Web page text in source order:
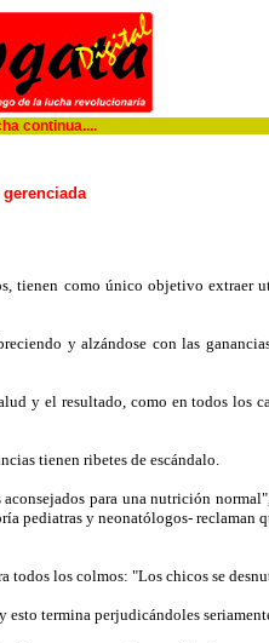
continua....
tienen como único objetivo
y alzándose con las
y el resultado, como en todos los
tienen ribetes de escándalo.
para una nutrición
y neonatólogos- reclaman
todos los colmos: "Los chicos se
termina perjudicándoles